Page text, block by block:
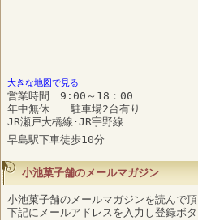
大きな地図で見る
営業時間 9:00～18：00
年中無休 駐車場2台有り
JR瀬戸大橋線･JR宇野線
早島駅下車徒歩10分
小池菓子舗のメールマガジン
小池菓子舗のメールマガジンを読んで
下記にメールアドレスを入力し登録ボタ